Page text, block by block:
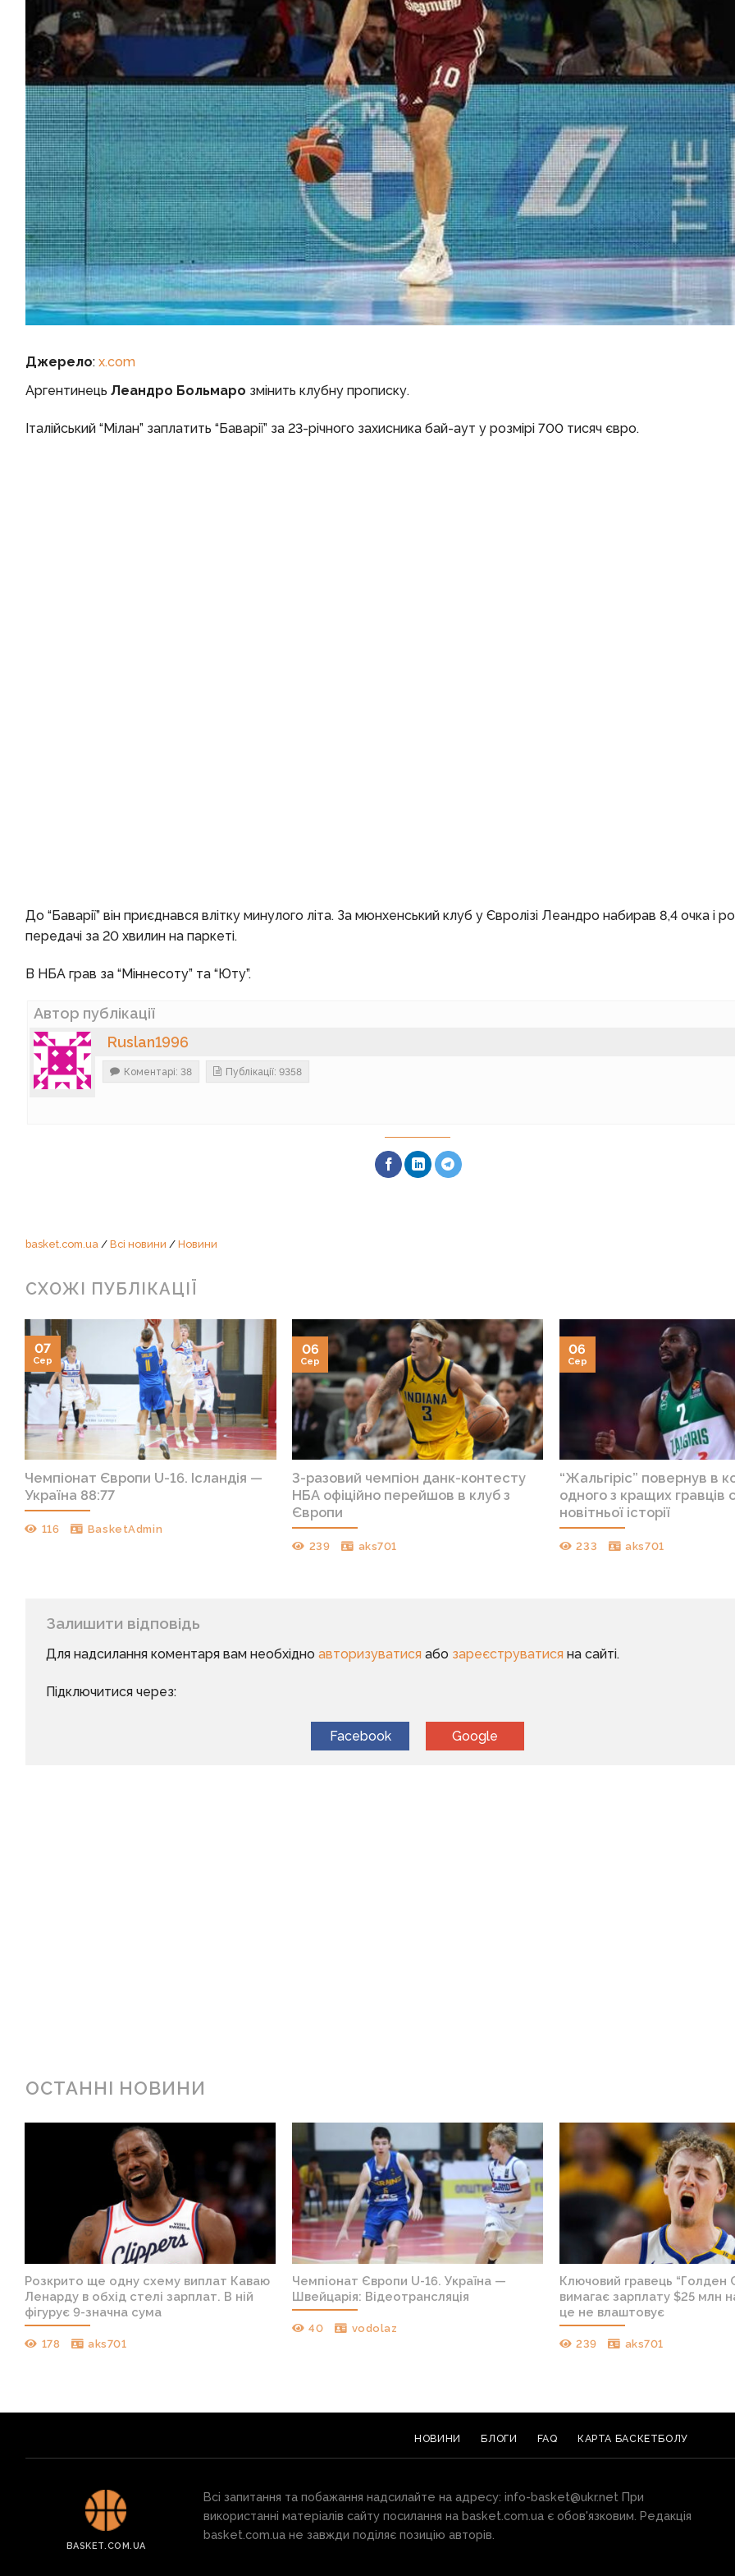
Джерело: x.com
Аргентинець Леандро Больмаро змінить клубну прописку.
Італійський “Мілан” заплатить “Баварії” за 23-річного захисника бай-аут у розмірі 700 тисяч євро.
До “Баварії” він приєднався влітку минулого літа. За мюнхенський клуб у Євролізі Леандро набирав 8,4 очка і
передачі за 20 хвилин на паркеті.
В НБА грав за “Міннесоту” та “Юту”.
Автор публікації
Ruslan1996
Коментарі: 38 Публікації: 9358
basket.com.ua/ Всі новини / Новини
СХОЖІ ПУБЛІКАЦІЇ
Чемпіонат Європи U-16. Ісландія —
Україна 88:77
116 BasketAdmin
07
Сер
3-разовий чемпіон данк-контесту
НБА офіційно перейшов в клуб з
Європи
239 aks701
06
Сер
“Жальгіріс” повернув в
одного з кращих гравців
новітньої історії
233 aks701
06
Сер
Залишити відповідь
Для надсилання коментаря вам необхідно авторизуватисяабо зареєструватисяна сайті.
Підключитися через:
Facebook Google
ОСТАННІ НОВИНИ
Розкрито ще одну схему виплат Каваю
Ленарду в обхід стелі зарплат. В ній
фігурує 9-значна сума
178 aks701
Чемпіонат Європи U-16. Україна —
Швейцарія: Відеотрансляція
40 vodolaz
Ключовий гравець “Голден
вимагає зарплату $25 млн
це не влаштовує
239 aks701
НОВИНИ БЛОГИ FAQ КАРТА БАСКЕТБОЛУ
BASKET.COM.UA
Всі запитання та побажання надсилайте на адресу: info-basket@ukr.net При
використанні матеріалів сайту посилання на basket.com.ua є обов'язковим. Редакція
basket.com.ua не завжди поділяє позицію авторів.